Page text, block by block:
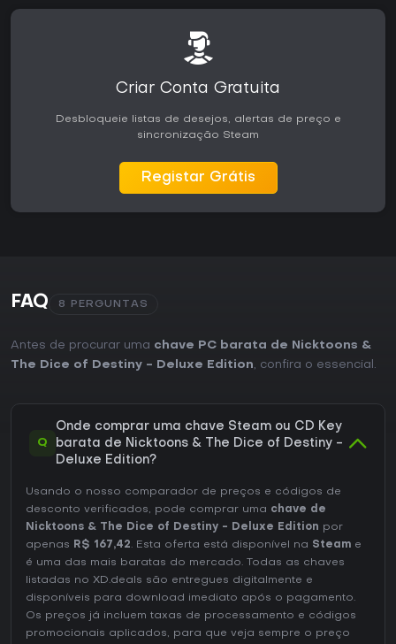
Criar Conta Gratuita
Desbloqueie listas de desejos, alertas de preço e
sincronização Steam
Registar Grátis
FAQ 8 PERGUNTAS
Antes de procurar uma chave PC barata de Nicktoons &
The Dice of Destiny - Deluxe Edition, confira o essencial.
Q
Onde comprar uma chave Steam ou CD Key
barata de Nicktoons & The Dice of Destiny -
Deluxe Edition?
Usando o nosso comparador de preços e códigos de
desconto verificados, pode comprar uma chave de
Nicktoons & The Dice of Destiny - Deluxe Edition por
apenas R$ 167,42. Esta oferta está disponível na Steam e
é uma das mais baratas do mercado. Todas as chaves
listadas no XD.deals são entregues digitalmente e
disponíveis para download imediato após o pagamento.
Os preços já incluem taxas de processamento e códigos
promocionais aplicados, para que veja sempre o preço